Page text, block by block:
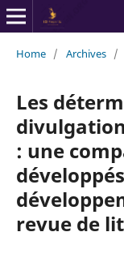
Home / Archives /
Les
: une
revue de